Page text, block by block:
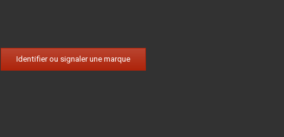
Identifier ou signaler une marque